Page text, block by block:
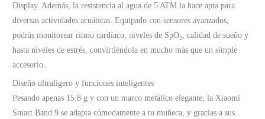
Display. Además, la resistencia al agua de 5 ATM la hace apta para
diversas actividades acuáticas. Equipado con sensores avanzados,
podrás monitorear ritmo cardíaco, niveles de SpO₂, calidad de sueño y
hasta niveles de estrés, convirtiéndola en mucho más que un simple
accesorio.
Diseño ultraligero y funciones inteligentes
Pesando apenas 15.8 g y con un marco metálico elegante, la Xiaomi
Smart Band 9 se adapta cómodamente a tu muñeca, y gracias a sus